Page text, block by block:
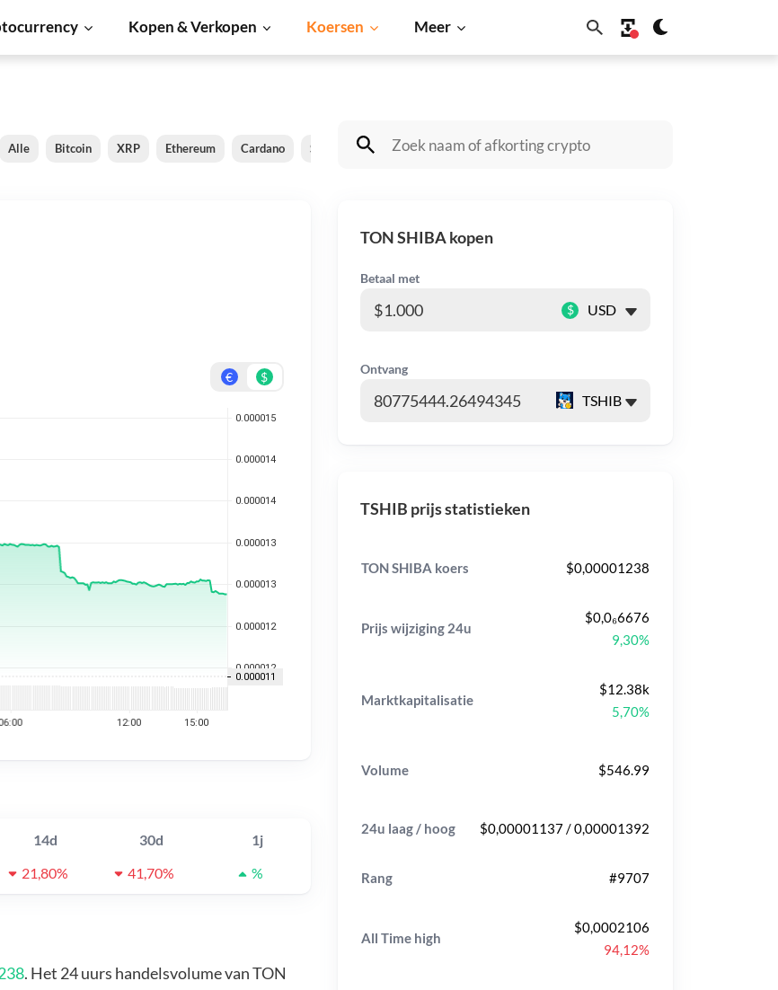
Kopen & Verkopen Koersen Meer
Alle Bitcoin XRP Ethereum Cardano Shiba Inu Dogecoin Solana BNB
€ $
14d 30d
1j
21,80% 41,70% %
. Het 24 uurs handelsvolume van TON
TON SHIBA kopen
Betaal met
$
Ontvang
TSHIB prijs statistieken
TON SHIBA koers $0,00001238
Prijs wijziging 24u
$0,0₆6676
9,30%
Marktkapitalisatie
$12.38k
5,70%
Volume $546.99
24u laag / hoog $0,00001137 / 0,00001392
Rang #9707
All Time high
$0,0002106
94,12%